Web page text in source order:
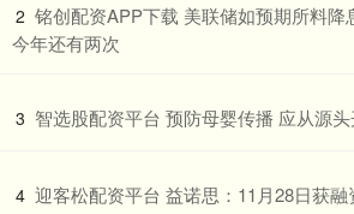
2 铭创配资APP下载 美联储如预期所料降
今年还有两次
3 智选股配资平台 预防母婴传播 应从源
4 迎客松配资平台 益诺思：11月28日获融